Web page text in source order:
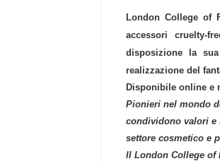
London College of
accessori cruelty-
disposizione la
realizzazione del
Disponibile online e
Pionieri nel mondo
condividono valori e
settore cosmetico e
Il London College of